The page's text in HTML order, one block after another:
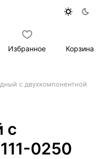
Избранное Корзина
с двухкомпонентной
с
0250